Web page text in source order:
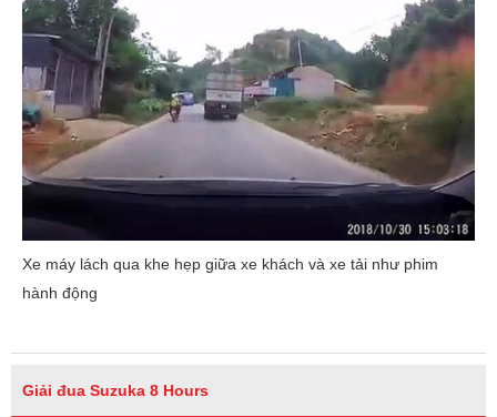
Xe máy lách qua khe hẹp giữa xe khách và xe tải như phim
hành động
Giải đua Suzuka 8 Hours